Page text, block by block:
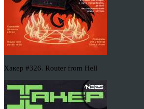
Хакер #326. Router from Hell